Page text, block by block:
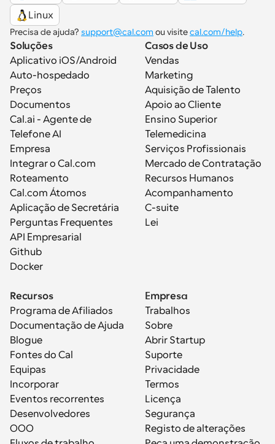
Linux
Precisa de ajuda? support@cal.com ou visite cal.com/help.
Soluções
Aplicativo iOS/Android
Auto-hospedado
Preços
Documentos
Cal.ai - Agente de
Telefone AI
Empresa
Integrar o Cal.com
Roteamento
Cal.com Átomos
Aplicação de Secretária
Perguntas Frequentes
API Empresarial
Github
Docker
Casos de Uso
Vendas
Marketing
Aquisição de Talento
Apoio ao Cliente
Ensino Superior
Telemedicina
Serviços Profissionais
Mercado de Contratação
Recursos Humanos
Acompanhamento
C-suite
Lei
Recursos
Programa de Afiliados
Documentação de Ajuda
Blogue
Fontes do Cal
Equipas
Incorporar
Eventos recorrentes
Desenvolvedores
OOO
Empresa
Trabalhos
Sobre
Abrir Startup
Suporte
Privacidade
Termos
Licença
Segurança
Registo de alterações